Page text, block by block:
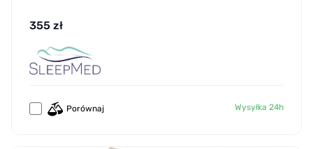
355 zł
Porównaj Wysyłka 24h